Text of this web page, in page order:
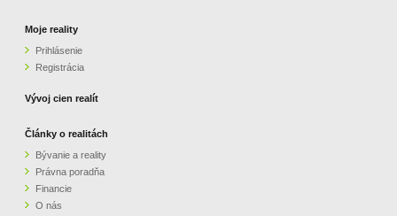
Moje reality
Prihlásenie
Registrácia
Vývoj cien realít
Články o realitách
Bývanie a reality
Právna poradňa
Financie
O nás